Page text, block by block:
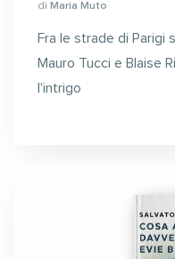
di Maria Muto
Fra le strade di Parigi
Mauro Tucci e Blaise
l'intrigo